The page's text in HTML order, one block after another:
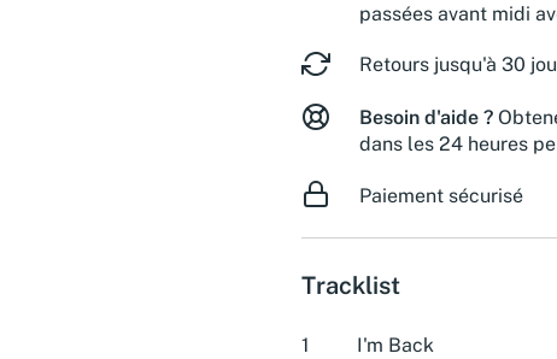
passées avant midi
Retours jusqu'à 30
Besoin d'aide ?
dans les 24 heures
Paiement sécurisé
Tracklist
1
I'm Back